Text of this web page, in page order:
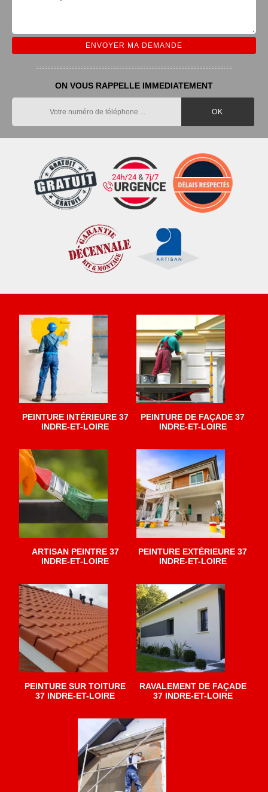
ON VOUS RAPPELLE IMMEDIATEMENT
PEINTURE INTÉRIEURE 37
INDRE-ET-LOIRE
PEINTURE DE FAÇADE 37
INDRE-ET-LOIRE
ARTISAN PEINTRE 37
INDRE-ET-LOIRE
PEINTURE EXTÉRIEURE 37
INDRE-ET-LOIRE
PEINTURE SUR TOITURE
37 INDRE-ET-LOIRE
RAVALEMENT DE FAÇADE
37 INDRE-ET-LOIRE